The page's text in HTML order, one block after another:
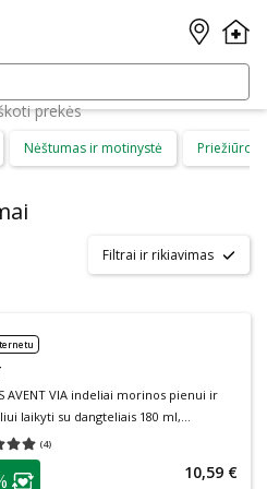
prekės
Nėštumas ir motinystė Priežiūros
Filtrai ir rikiavimas
AVENT VIA indeliai morinos pienui ir
laikyti su dangteliais 180 ml,
05, 5 vnt., 180 ml
(4)
įvertinimas 5.00
10,59 €